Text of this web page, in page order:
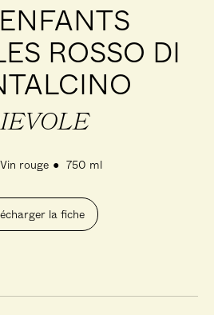
ROSSO DI
Vin rouge 750 ml
la fiche